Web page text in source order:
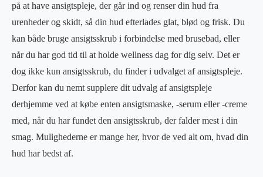
på at have ansigtspleje, der går ind og renser din hud fra
urenheder og skidt, så din hud efterlades glat, blød og frisk. Du
kan både bruge ansigtsskrub i forbindelse med brusebad, eller
når du har god tid til at holde wellness dag for dig selv. Det er
dog ikke kun ansigtsskrub, du finder i udvalget af ansigtspleje.
Derfor kan du nemt supplere dit udvalg af ansigtspleje
derhjemme ved at købe enten ansigtsmaske, -serum eller -creme
med, når du har fundet den ansigtsskrub, der falder mest i din
smag. Mulighederne er mange her, hvor de ved alt om, hvad din
hud har bedst af.